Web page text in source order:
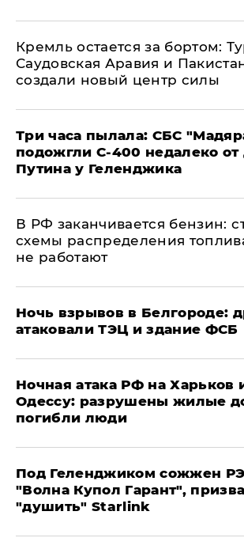
​Кремль остается за бортом:
Саудовская Аравия и
создали новый центр силы
Три часа пылала: СБС
подожгли С-400 недалеко от
Путина у Геленджика
​В РФ заканчивается бензин:
схемы распределения
не работают
​Ночь взрывов в Белгороде:
атаковали ТЭЦ и здание ФСБ
​Ночная атака РФ на Харьков
Одессу: разрушены жилые
погибли люди
Под Геленджиком сожжен
"Волна Купол Гарант",
"душить" Starlink